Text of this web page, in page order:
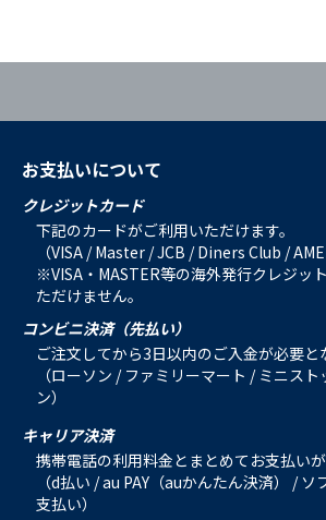
お支払いについて
クレジットカード
下記のカードがご利用いただけます。
（VISA / Master / JCB / Diners Club /
※VISA・MASTER等の海外発行クレジッ
ただけません。
コンビニ決済（先払い）
ご注文してから3日以内のご入金が必要と
（ローソン / ファミリーマート / ミニス
ン）
キャリア決済
携帯電話の利用料金とまとめてお支払いが
（d払い / au PAY（auかんたん決済） /
支払い）